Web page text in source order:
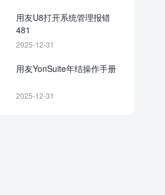
用友U8打开系统管理报错
481
2025-12-31
用友YonSuite年结操作手册
2025-12-31